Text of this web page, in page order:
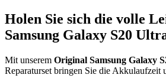
Holen Sie sich die volle
Samsung Galaxy S20
Mit unserem Original Samsung Galaxy
Reparaturset bringen Sie die Akkulaufzeit